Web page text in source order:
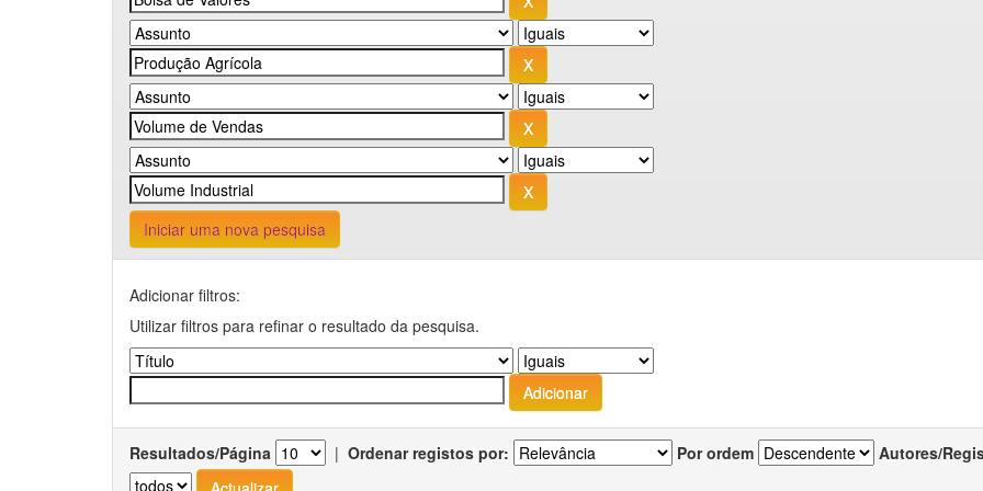
Iniciar uma nova pesquisa
Adicionar filtros:
Utilizar filtros para refinar o resultado da pesquisa.
Resultados/Página | Ordenar registos por: Por ordem Autores/